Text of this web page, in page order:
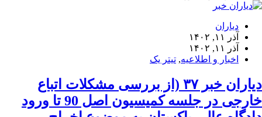
دیاران
آذر ۱۱, ۱۴۰۲
آذر ۱۱, ۱۴۰۲
اخبار و اطلاعیه, تیتر یک
دیاران خبر ۳۷ (از بررسی مشکلات اتباع
خارجی در جلسه کمیسیون اصل 90 تا ورود